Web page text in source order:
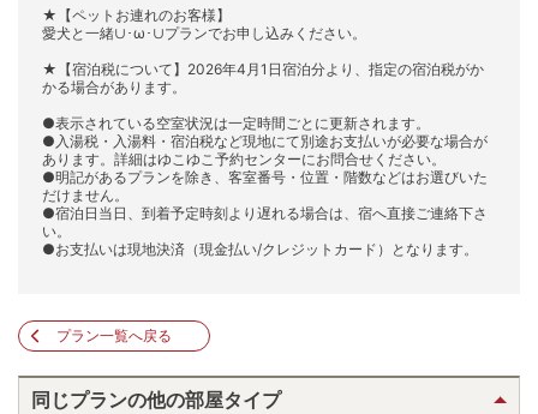
★【ペットお連れのお客様】
愛犬と一緒∪･ω･∪プランでお申し込みください。
★【宿泊税について】2026年4月1日宿泊分より、指定の宿泊税がか
かる場合があります。
●表示されている空室状況は一定時間ごとに更新されます。
●入湯税・入湯料・宿泊税など現地にて別途お支払いが必要な場合が
あります。詳細はゆこゆこ予約センターにお問合せください。
●明記があるプランを除き、客室番号・位置・階数などはお選びいた
だけません。
●宿泊日当日、到着予定時刻より遅れる場合は、宿へ直接ご連絡下さ
い。
●お支払いは現地決済（現金払い/クレジットカード）となります。
プラン一覧へ戻る
同じプランの他の部屋タイプ